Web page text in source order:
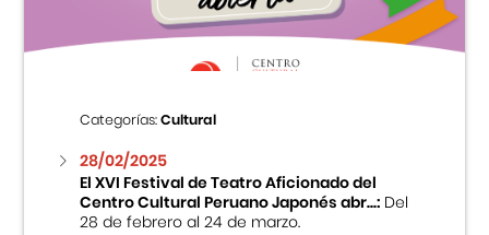
Categorías:Cultural
28/02/2025
El XVI Festival de Teatro Aficionado del
Centro Cultural Peruano Japonés abr...:Del
28 de febrero al 24 de marzo.